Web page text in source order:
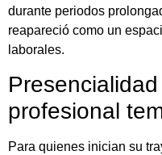
durante periodos
reapareció como un
laborales.
profesional
Para quienes inician su